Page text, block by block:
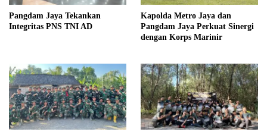
Pangdam Jaya Tekankan
Integritas PNS TNI AD
Kapolda Metro Jaya dan
Pangdam Jaya Perkuat Sinergi
dengan Korps Marinir